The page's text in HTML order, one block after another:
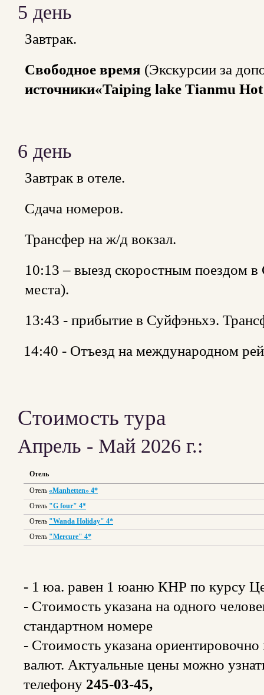
5 день
Завтрак.
Свободное время (Экскурсии за
источники«Taiping lake Tianmu
6 день
Завтрак в отеле.
Сдача номеров.
Трансфер на ж/д вокзал.
10:13 – выезд скоростным поездом в
места).
13:43 - прибытие в Суйфэньхэ.
14:40 - Отъезд на международном
Стоимость тура
Апрель - Май 2026 г.:
Отель
Отель «Manhetten» 4*
Отель "G four" 4*
Отель "Wanda Holiday" 4*
Отель "Mercure" 4*
- 1 юа. равен 1 юаню КНР по курсу
- Стоимость указана на одного
стандартном номере
- Стоимость указана ориентировочно
валют. Актуальные цены можно
телефону 245-03-45,